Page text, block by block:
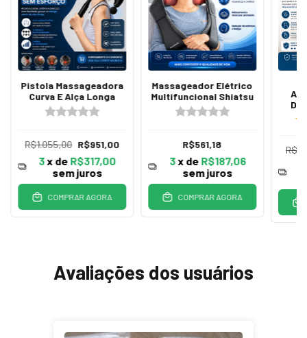
Pistola Massageadora
Curva E Alça Longa
R$1.055,00 R$951,00
3x de R$317,00
sem juros
COMPRAR AGORA
Massageador Elétrico
Multifuncional Shiatsu
R$561,18
3x de R$187,06
sem juros
COMPRAR AGORA
Avaliações dos usuários